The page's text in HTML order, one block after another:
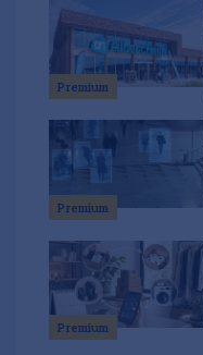
Premium
Premium
Premium